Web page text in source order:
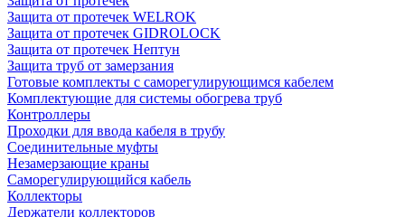
Защита от протечек WELROK
Защита от протечек GIDROLOCK
Защита от протечек Нептун
Защита труб от замерзания
Готовые комплекты с саморегулирующимся кабелем
Комплектующие для системы обогрева труб
Контроллеры
Проходки для ввода кабеля в трубу
Соединительные муфты
Незамерзающие краны
Саморегулирующийся кабель
Коллекторы
Держатели коллекторов